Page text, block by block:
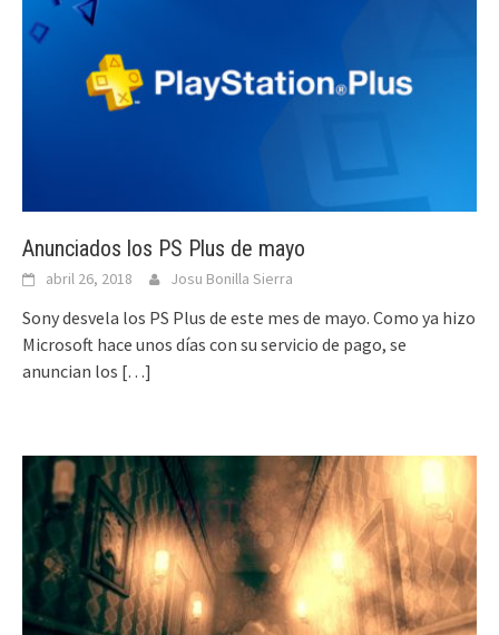
Anunciados los PS Plus de mayo
abril 26, 2018 Josu Bonilla Sierra
Sony desvela los PS Plus de este mes de mayo. Como ya hizo
Microsoft hace unos días con su servicio de pago, se
anuncian los […]